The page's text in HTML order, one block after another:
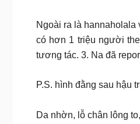
Ngoài ra là hannaholala
có hơn 1 triệu người
tương tác. 3. Na đã
P.S. hình đằng sau hậu
Da nhờn, lỗ chân lông